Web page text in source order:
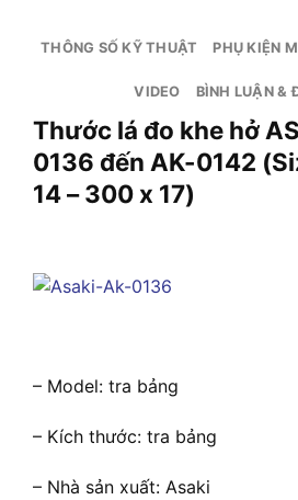
THÔNG SỐ KỸ THUẬT PHỤ KIỆN
VIDEO BÌNH LUẬN &
Thước lá đo khe hở
0136 đến AK-0142
14 – 300 x 17)
– Model: tra bảng
– Kích thước: tra bảng
– Nhà sản xuất: Asaki